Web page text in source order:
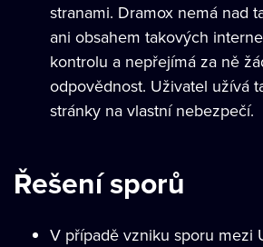
stranami. Dramox nemá nad
ani obsahem takových
kontrolu a nepřejímá za ně
odpovědnost. Uživatel užívá
stránky na vlastní nebezpečí.
Řešení sporů
V případě vzniku sporu mezi